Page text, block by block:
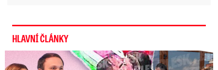
HLAVNÍ ČLÁNKY
Nová láska ve Sněmovně: Decroix s mladým kolegou z ODS